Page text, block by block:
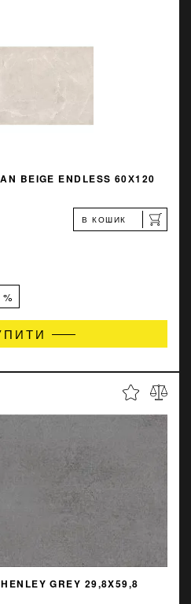
BEIGE ENDLESS 60Х120
В КОШИК
%
GREY 29,8X59,8